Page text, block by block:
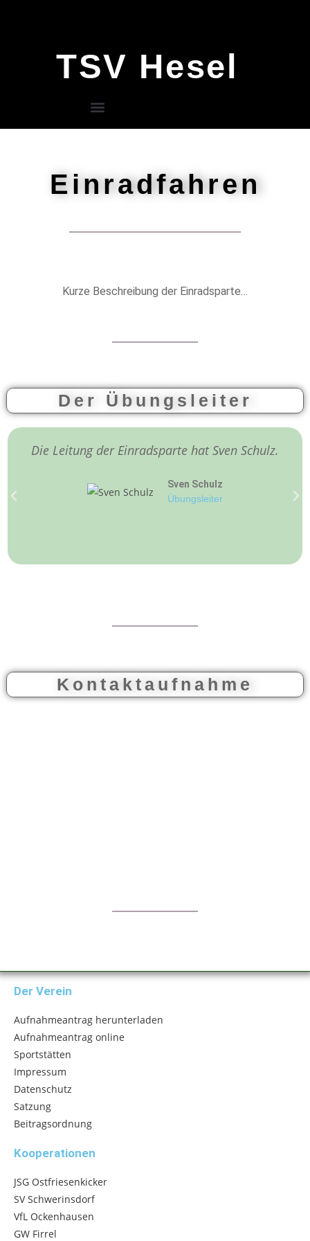
TSV Hesel
Einradfahren
Kurze Beschreibung der Einradsparte…
Der Übungsleiter
Die Leitung der Einradsparte hat Sven Schulz.
Sven Schulz
Übungsleiter
Kontaktaufnahme
Der Verein
Aufnahmeantrag herunterladen
Aufnahmeantrag online
Sportstätten
Impressum
Datenschutz
Satzung
Beitragsordnung
Kooperationen
JSG Ostfriesenkicker
SV Schwerinsdorf
VfL Ockenhausen
GW Firrel